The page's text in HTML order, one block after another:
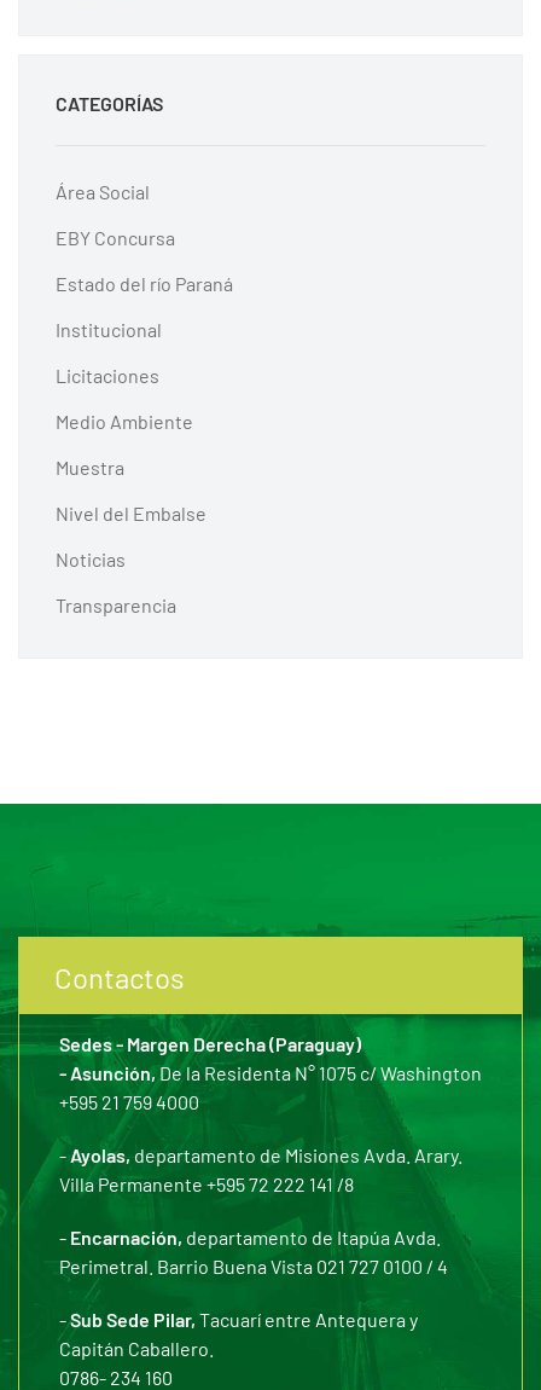
CATEGORÍAS
Área Social
EBY Concursa
Estado del río Paraná
Institucional
Licitaciones
Medio Ambiente
Muestra
Nivel del Embalse
Noticias
Transparencia
Contactos
Sedes - Margen Derecha (Paraguay)
- Asunción,De la Residenta N° 1075 c/ Washington
+595 21 759 4000
-Ayolas, departamento de Misiones Avda. Arary.
Villa Permanente +595 72 222 141 /8
- Encarnación, departamento de Itapúa Avda.
Perimetral. Barrio Buena Vista 021 727 0100 / 4
-Sub Sede Pilar, Tacuarí entre Antequera y
Capitán Caballero.
0786- 234 160